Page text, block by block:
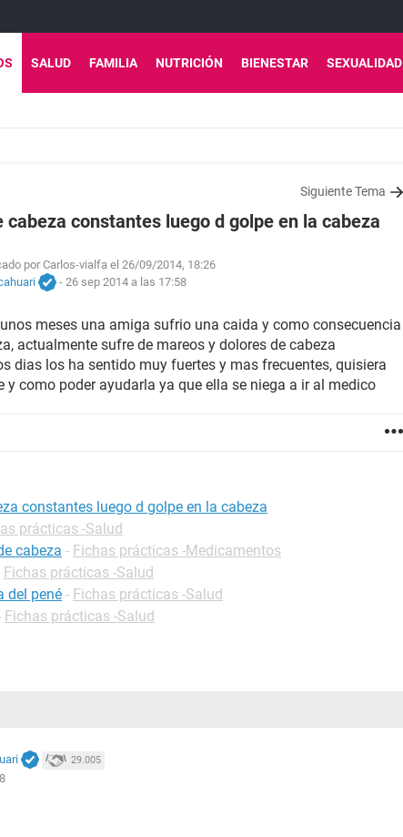
SALUD FAMILIA NUTRICIÓN BIENESTAR SEXUALIDAD
Siguiente Tema
cabeza constantes luego d golpe en la cabeza
por Carlos-vialfa el 26/09/2014, 18:26
- 26 sep 2014 a las 17:58
meses una amiga sufrio una caida y como consecuencia
actualmente sufre de mareos y dolores de cabeza
dias los ha sentido muy fuertes y mas frecuentes, quisiera
y como poder ayudarla ya que ella se niega a ir al medico
constantes luego d golpe en la cabeza
prácticas -Salud
cabeza - Fichas prácticas -Medicamentos
Fichas prácticas -Salud
del pené - Fichas prácticas -Salud
Fichas prácticas -Salud
29.005